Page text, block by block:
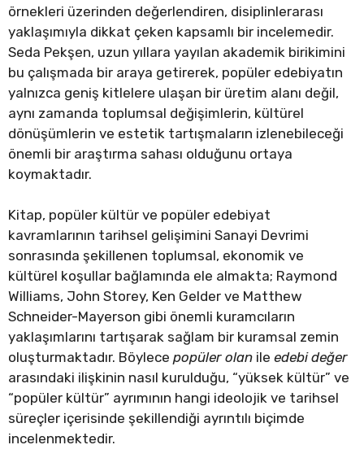
örnekleri üzerinden değerlendiren, disiplinlerarası
yaklaşımıyla dikkat çeken kapsamlı bir incelemedir.
Seda Pekşen, uzun yıllara yayılan akademik birikimini
bu çalışmada bir araya getirerek, popüler edebiyatın
yalnızca geniş kitlelere ulaşan bir üretim alanı değil,
aynı zamanda toplumsal değişimlerin, kültürel
dönüşümlerin ve estetik tartışmaların izlenebileceği
önemli bir araştırma sahası olduğunu ortaya
koymaktadır.
Kitap, popüler kültür ve popüler edebiyat
kavramlarının tarihsel gelişimini Sanayi Devrimi
sonrasında şekillenen toplumsal, ekonomik ve
kültürel koşullar bağlamında ele almakta; Raymond
Williams, John Storey, Ken Gelder ve Matthew
Schneider-Mayerson gibi önemli kuramcıların
yaklaşımlarını tartışarak sağlam bir kuramsal zemin
oluşturmaktadır. Böylece popüler olan ile edebi değer
arasındaki ilişkinin nasıl kurulduğu, “yüksek kültür” ve
“popüler kültür” ayrımının hangi ideolojik ve tarihsel
süreçler içerisinde şekillendiği ayrıntılı biçimde
incelenmektedir.